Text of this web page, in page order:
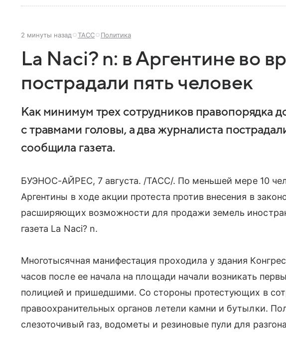
2 минуты назад ТАСС Политика
La Naci? n: в Аргентине во
пострадали пять человек
Как минимум трех сотрудников правопорядка
с травмами головы, а два журналиста
сообщила газета.
БУЭНОС-АЙРЕС, 7 августа. /ТАСС/. По меньшей мере 10
Аргентины в ходе акции протеста против внесения в
расширяющих возможности для продажи земель
газета La Naci? n.
Многотысячная манифестация проходила у здания
часов после ее начала на площади начали возникать
полицией и пришедшими. Со стороны протестующих в
правоохранительных органов летели камни и бутылки.
слезоточивый газ, водометы и резиновые пули для